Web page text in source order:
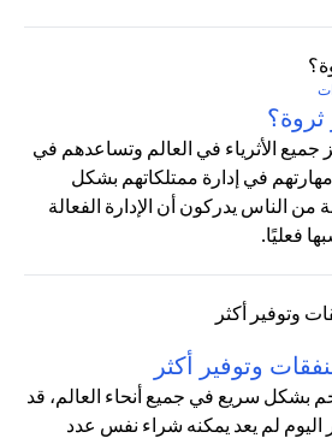
جميع الأثرياء في العالم وتساعدهم في
في إدارة ممتلكاتهم بشكل
من الناس يدركون أن الإدارة الفعالة
فعليًا.
وتوفير أكثر
بشكل سريع في جميع أنحاء العالم، قد
اليوم لم يعد يمكنه شراء نفس عدد